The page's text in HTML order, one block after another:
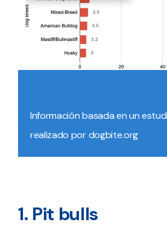
Información basada en un
realizado pordogbite.org
1. Pit bulls